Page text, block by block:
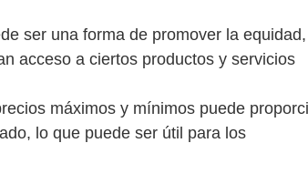
ser una forma de promover la equidad,
acceso a ciertos productos y servicios
máximos y mínimos puede
lo que puede ser útil para los